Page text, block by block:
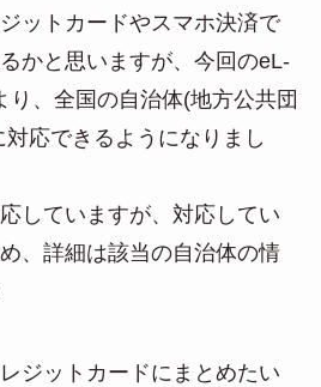
ットカードやスマホ決済で
かと思いますが、今回のeL-
り、全国の自治体(地方公共団
応できるようになりまし
していますが、対応してい
、詳細は該当の自治体の情
ジットカードにまとめたい